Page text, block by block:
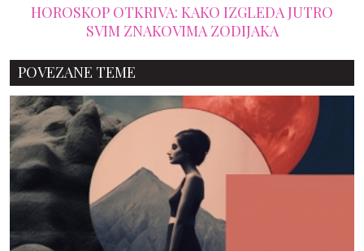
HOROSKOP OTKRIVA: KAKO IZGLEDA JUTRO
SVIM ZNAKOVIMA ZODIJAKA
POVEZANE TEME